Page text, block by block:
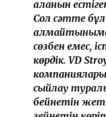
алғанын
Сол сәтте
сөзбен емес,
көрдік. VD
компаниялары
сыйлау
бейнетін